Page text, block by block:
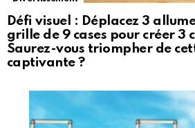
Défi visuel : Déplacez 3
grille de 9 cases pour créer 3
Saurez-vous triompher de
captivante ?